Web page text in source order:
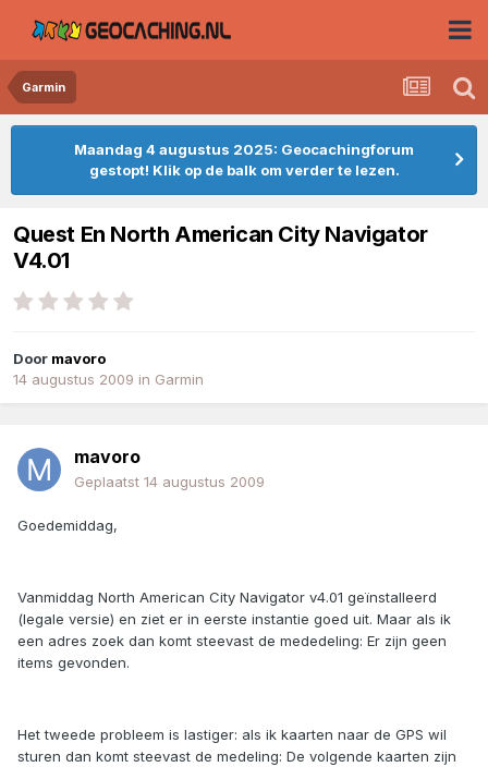
Garmin
Maandag 4 augustus 2025: Geocachingforum
gestopt! Klik op de balk om verder te lezen.
Quest En North American City Navigator
V4.01
Door mavoro
14 augustus 2009 in Garmin
mavoro
Geplaatst 14 augustus 2009
Goedemiddag,
Vanmiddag North American City Navigator v4.01 geïnstalleerd
(legale versie) en ziet er in eerste instantie goed uit. Maar als ik
een adres zoek dan komt steevast de mededeling: Er zijn geen
items gevonden.
Het tweede probleem is lastiger: als ik kaarten naar de GPS wil
sturen dan komt steevast de medeling: De volgende kaarten zijn